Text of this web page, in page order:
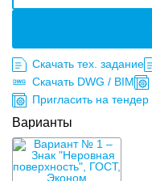
Скачать тех. задание
Скачать DWG / BIM
Пригласить на тендер
Варианты